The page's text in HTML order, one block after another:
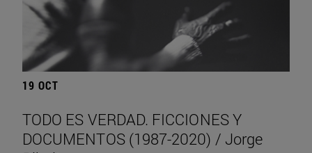
19 OCT
TODO ES VERDAD. FICCIONES Y
DOCUMENTOS (1987-2020) / Jorge